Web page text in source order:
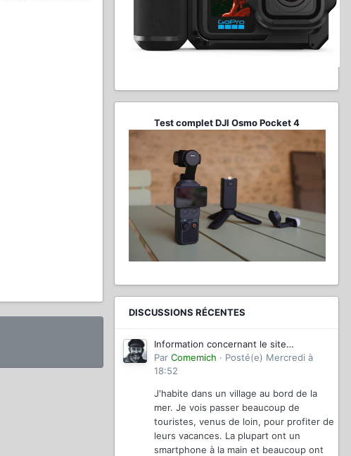
Test complet DJI Osmo Pocket 4
DISCUSSIONS RÉCENTES
Information concernant le site
magazinevideo
Par Comemich · Posté(e) Mercredi à
18:52
J'habite dans un village au bord de la
mer. Je vois passer beaucoup de
touristes, venus de loin, pour profiter de
leurs vacances. La plupart ont un
smartphone à la main et beaucoup ont